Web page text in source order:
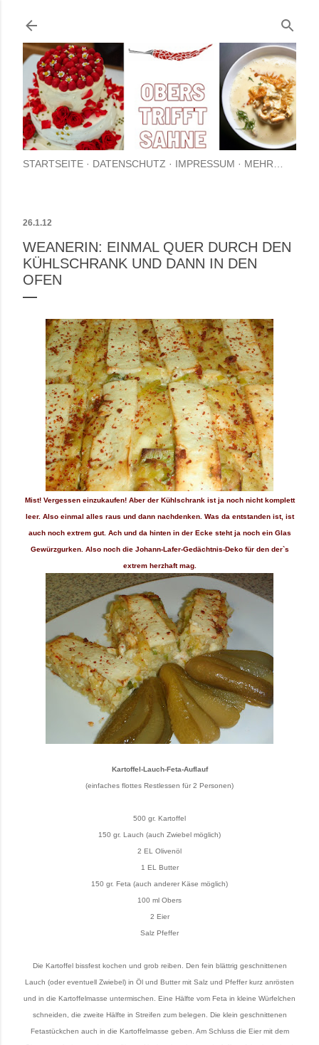
STARTSEITE DATENSCHUTZ IMPRESSUM MEHR…
26.1.12
WEANERIN: EINMAL QUER DURCH DEN
KÜHLSCHRANK UND DANN IN DEN
OFEN
Mist! Vergessen einzukaufen! Aber der Kühlschrank ist ja noch nicht komplett
leer. Also einmal alles raus und dann nachdenken. Was da entstanden ist, ist
auch noch extrem gut. Ach und da hinten in der Ecke steht ja noch ein Glas
Gewürzgurken. Also noch die Johann-Lafer-Gedächtnis-Deko für den der`s
extrem herzhaft mag.
Kartoffel-Lauch-Feta-Auflauf
(einfaches flottes Restlessen für 2 Personen)
500 gr. Kartoffel
150 gr. Lauch (auch Zwiebel möglich)
2 EL Olivenöl
1 EL Butter
150 gr. Feta (auch anderer Käse möglich)
100 ml Obers
2 Eier
Salz Pfeffer
Die Kartoffel bissfest kochen und grob reiben. Den fein blättrig geschnittenen
Lauch (oder eventuell Zwiebel) in Öl und Butter mit Salz und Pfeffer kurz anrösten
und in die Kartoffelmasse untermischen. Eine Hälfte vom Feta in kleine Würfelchen
schneiden, die zweite Hälfte in Streifen zum belegen. Die klein geschnittenen
Fetastückchen auch in die Kartoffelmasse geben. Am Schluss die Eier mit dem